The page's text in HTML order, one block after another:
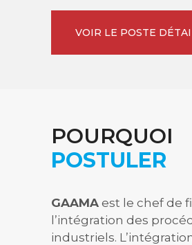
VOIR LE POSTE
POURQUOI
POSTULER
GAAMA est le chef de
l’intégration des
industriels.